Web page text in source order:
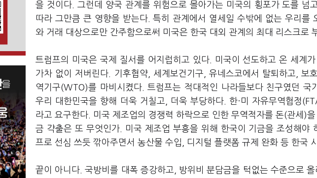
을 것이다. 그런데 양국 관계를 위험으로 몰아가는 미국의 횡포가 도를 넘
따라 그만큼 큰 영향을 받는다. 특히 관계에서 열세일 수밖에 없는 우리를
와 거래 대상으로만 간주함으로써 미국은 한국 대외 관계의 최대 리스크로
트럼프의 미국은 국제 질서를 어지럽히고 있다. 미국이 선도하고 온 세계
가차 없이 저버린다. 기후협약, 세계보건기구, 유네스코에서 탈퇴하고, 보
역기구(WTO)를 마비시켰다. 트럼프는 적대적인 나라들보다 친구였던 국
우리 대한민국을 향해 더욱 거칠고, 더욱 부당하다. 한· 미 자유무역협정
라고 요구한다. 미국 제조업의 경쟁력 하락으로 인한 무역적자를 돈(관세)
금 갹출은 또 무엇인가. 미국 제조업 부흥을 위해 한국이 기금을 조성해야
프로 선심 쓰듯 깎아주면서 농산물 수입, 디지털 플랫폼 규제 완화 등 한국
끝이 아니다. 국방비를 대폭 증강하고, 방위비 분담금을 턱없는 수준으로